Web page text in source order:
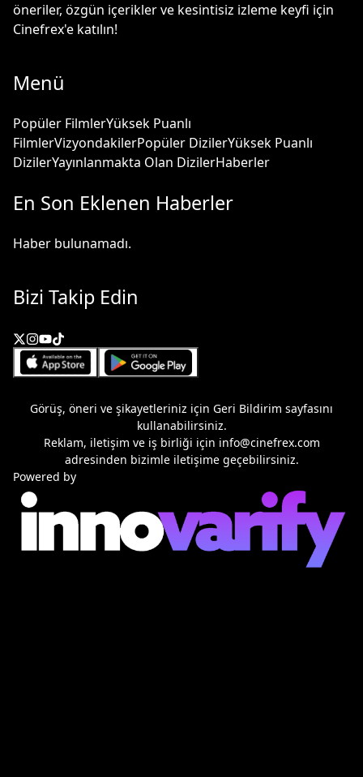
öneriler, özgün içerikler ve kesintisiz izleme keyfi için
Cinefrex'e katılın!
Menü
Popüler FilmlerYüksek Puanlı
FilmlerVizyondakilerPopüler DizilerYüksek Puanlı
DizilerYayınlanmakta Olan DizilerHaberler
En Son Eklenen Haberler
Haber bulunamadı.
Bizi Takip Edin
Görüş, öneri ve şikayetleriniz için Geri Bildirim sayfasını
kullanabilirsiniz.
Reklam, iletişim ve iş birliği için info@cinefrex.com
adresinden bizimle iletişime geçebilirsiniz.
Powered by